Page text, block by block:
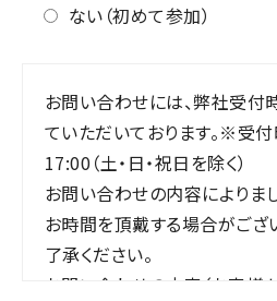
ない（初めて参加）
お問い合わせには、弊社受
ていただいております。※受
17:00（土・日・祝日を除く）
お問い合わせの内容によりま
お時間を頂戴する場合がござ
了承ください。
お問い合わせの内容（お客様